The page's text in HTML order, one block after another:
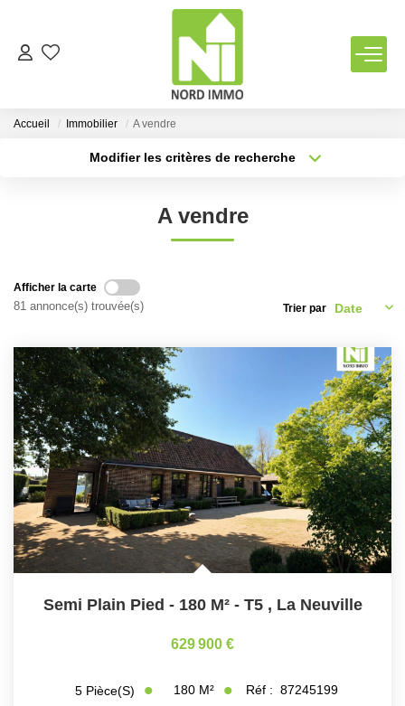
VENTES
NOTRE AGENCE
Qui Sommes Nous
Notre Équipe
Nous Rejoindre
Nos Partenaires
Nos Actualités
Avis Clients
CONTACT
Accueil Immobilier A vendre
Modifier les critères de recherche
A vendre
Afficher la carte
81 annonce(s) trouvée(s) Trier par
Semi Plain Pied - 180 M² - T5 , La Neuville
629 900 €
5 Pièce(s) 180 M² Réf : 87245199